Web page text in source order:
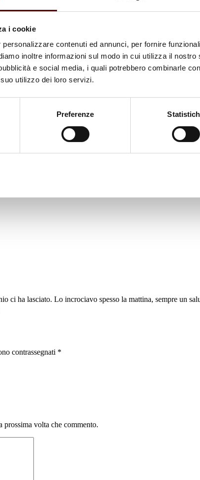
i cookie
contenuti ed annunci, per fornire
inoltre informazioni sul modo in cui utilizza il
e social media, i quali potrebbero combinarle
utilizzo dei loro servizi.
Preferenze
ci ha lasciato. Lo incrociavo spesso la mattina, sempre un
contrassegnati *
volta che commento.